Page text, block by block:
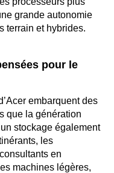
grande autonomie
terrain et hybrides.
pour le
embarquent des
que la génération
stockage également
les
en
machines légères,